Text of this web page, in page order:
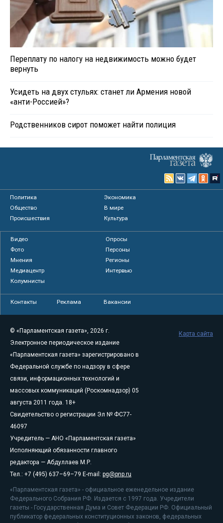
Переплату по налогу на недвижимость можно будет
вернуть
Усидеть на двух стульях: станет ли Армения новой
«анти-Россией»?
Родственников сирот поможет найти полиция
Политика
Экономика
Общество
В мире
Происшествия
Культура
Видео
Опросы
Фото
Персоны
Мнения
Регионы
Медиацентр
Интервью
Колумнисты
Контакты Реклама Вакансии
© «Парламентская газета», 2026 г.
Электронное периодическое издание
«Парламентская газета» зарегистрировано в
Федеральной службе по надзору в сфере
связи, информационных технологий и
массовых коммуникаций (Роскомнадзор) 05
августа 2011 года. 18+
Свидетельство о регистрации Эл № ФС77-
46097
Учредитель — АНО «Парламентская газета»
Исполняющий обязанности главного
редактора — Абдуллаев М.Р.
Тел.: +7 (495) 637–69–79 E-mail: pg@pnp.ru
«Парламентская газета» - официальное еженедельное издание
Федерального Собрания РФ. Издается с 1997 года. Учредители
газеты - Государственная Дума и Совет Федерации РФ. Официальный
публикатор федеральных конституционных законов, федеральных
Карта сайта